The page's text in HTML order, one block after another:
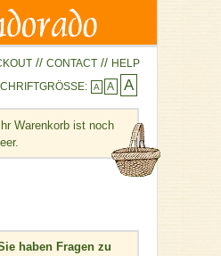
// CONTACT // HELP
A A A
Warenkorb ist noch
haben Fragen zu